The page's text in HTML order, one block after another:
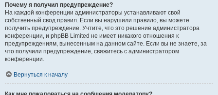
Почему я получил предупреждение?
На каждой конференции администраторы устанавливают свой
собственный свод правил. Если вы нарушили правило, вы можете
получить предупреждение. Учтите, что это решение администратора
конференции, и phpBB Limited не имеет никакого отношения к
предупреждениям, вынесенным на данном сайте. Если вы не знаете, за
что получили предупреждение, свяжитесь с администратором
конференции.
Вернуться к началу